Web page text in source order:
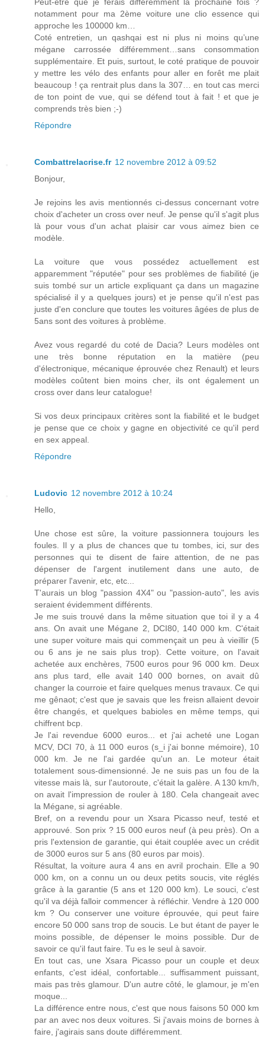
notamment pour ma 2ème voiture une clio essence qui
approche les 100000 km…
Coté entretien, un qashqai est ni plus ni moins qu’une
mégane carrossée différemment…sans consommation
supplémentaire. Et puis, surtout, le coté pratique de pouvoir
y mettre les vélo des enfants pour aller en forêt me plait
beaucoup ! ça rentrait plus dans la 307… en tout cas merci
de ton point de vue, qui se défend tout à fait ! et que je
comprends très bien ;-)
Répondre
Combattrelacrise.fr 12 novembre 2012 à 09:52
Bonjour,
Je rejoins les avis mentionnés ci-dessus concernant votre
choix d'acheter un cross over neuf. Je pense qu'il s'agit plus
là pour vous d'un achat plaisir car vous aimez bien ce
modèle.
La voiture que vous possédez actuellement est
apparemment "réputée" pour ses problèmes de fiabilité (je
suis tombé sur un article expliquant ça dans un magazine
spécialisé il y a quelques jours) et je pense qu'il n'est pas
juste d'en conclure que toutes les voitures âgées de plus de
5ans sont des voitures à problème.
Avez vous regardé du coté de Dacia? Leurs modèles ont
une très bonne réputation en la matière (peu
d'électronique, mécanique éprouvée chez Renault) et leurs
modèles coûtent bien moins cher, ils ont également un
cross over dans leur catalogue!
Si vos deux principaux critères sont la fiabilité et le budget
je pense que ce choix y gagne en objectivité ce qu'il perd
en sex appeal.
Répondre
Ludovic 12 novembre 2012 à 10:24
Hello,
Une chose est sûre, la voiture passionnera toujours les
foules. Il y a plus de chances que tu tombes, ici, sur des
personnes qui te disent de faire attention, de ne pas
dépenser de l'argent inutilement dans une auto, de
préparer l'avenir, etc, etc...
T'aurais un blog "passion 4X4" ou "passion-auto", les avis
seraient évidemment différents.
Je me suis trouvé dans la même situation que toi il y a 4
ans. On avait une Mégane 2, DCI80, 140 000 km. C'était
une super voiture mais qui commençait un peu à vieillir (5
ou 6 ans je ne sais plus trop). Cette voiture, on l'avait
achetée aux enchères, 7500 euros pour 96 000 km. Deux
ans plus tard, elle avait 140 000 bornes, on avait dû
changer la courroie et faire quelques menus travaux. Ce qui
me gênaot; c'est que je savais que les freisn allaient devoir
être changés, et quelques babioles en même temps, qui
chiffrent bcp.
Je l'ai revendue 6000 euros... et j'ai acheté une Logan
MCV, DCI 70, à 11 000 euros (s_i j'ai bonne mémoire), 10
000 km. Je ne l'ai gardée qu'un an. Le moteur était
totalement sous-dimensionné. Je ne suis pas un fou de la
vitesse mais là, sur l'autoroute, c'était la galère. A 130 km/h,
on avait l'impression de rouler à 180. Cela changeait avec
la Mégane, si agréable.
Bref, on a revendu pour un Xsara Picasso neuf, testé et
approuvé. Son prix ? 15 000 euros neuf (à peu près). On a
pris l'extension de garantie, qui était couplée avec un crédit
de 3000 euros sur 5 ans (80 euros par mois).
Résultat, la voiture aura 4 ans en avril prochain. Elle a 90
000 km, on a connu un ou deux petits soucis, vite réglés
grâce à la garantie (5 ans et 120 000 km). Le souci, c'est
qu'il va déjà falloir commencer à réfléchir. Vendre à 120 000
km ? Ou conserver une voiture éprouvée, qui peut faire
encore 50 000 sans trop de soucis. Le but étant de payer le
moins possible, de dépenser le moins possible. Dur de
savoir ce qu'il faut faire. Tu es le seul à savoir.
En tout cas, une Xsara Picasso pour un couple et deux
enfants, c'est idéal, confortable... suffisamment puissant,
mais pas très glamour. D'un autre côté, le glamour, je m'en
moque...
La différence entre nous, c'est que nous faisons 50 000 km
par an avec nos deux voitures. Si j'avais moins de bornes à
faire, j'agirais sans doute différemment.